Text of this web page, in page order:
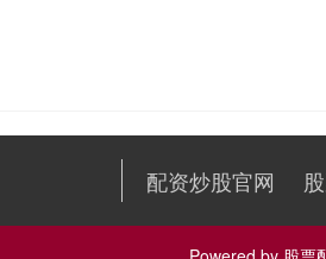
配资炒股官网